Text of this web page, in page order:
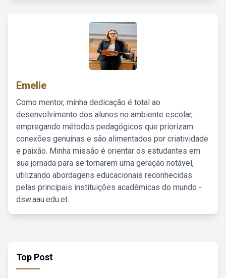
Emelie
Como mentor, minha dedicação é total ao
desenvolvimento dos alunos no ambiente escolar,
empregando métodos pedagógicos que priorizam
conexões genuínas e são alimentados por criatividade
e paixão. Minha missão é orientar os estudantes em
sua jornada para se tornarem uma geração notável,
utilizando abordagens educacionais reconhecidas
pelas principais instituições acadêmicas do mundo -
dsw.aau.edu.et.
Top Post